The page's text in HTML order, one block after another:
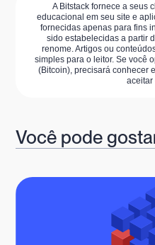
A Bitstack fornece a seus
educacional em seu site e
fornecidas apenas para fins
sido estabelecidas a partir
renome. Artigos ou
simples para o leitor. Se você
(Bitcoin), precisará conhecer
aceitar
Você pode